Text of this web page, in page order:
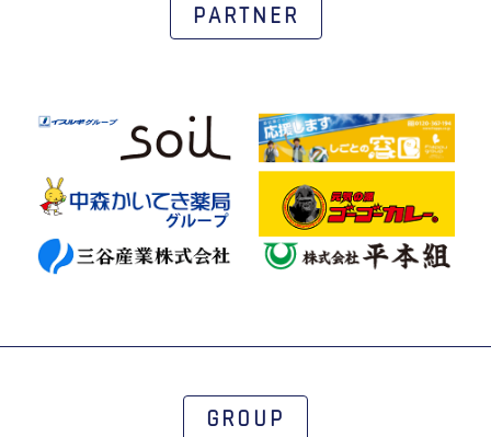
PARTNER
GROUP